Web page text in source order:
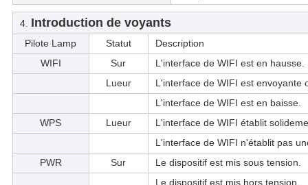
4. Introduction de voyants
Pilote Lamp Statut
Description
WIFI
Sur
L'interface de WIFI est en hausse.
Lueur
L'interface de WIFI est envoyante
L'interface de WIFI est en baisse.
WPS
Lueur
L'interface de WIFI établit
L'interface de WIFI n'établit pas
PWR
Sur
Le dispositif est mis sous tension.
Le dispositif est mis hors tension.